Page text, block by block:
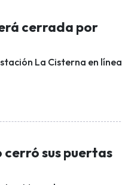
cerrada por
La Cisterna en línea
sus puertas